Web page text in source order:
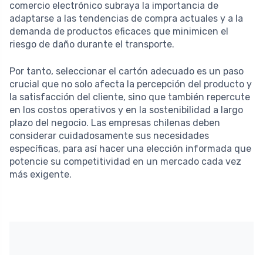
comercio electrónico subraya la importancia de
adaptarse a las tendencias de compra actuales y a la
demanda de productos eficaces que minimicen el
riesgo de daño durante el transporte.
Por tanto, seleccionar el cartón adecuado es un paso
crucial que no solo afecta la percepción del producto y
la satisfacción del cliente, sino que también repercute
en los costos operativos y en la sostenibilidad a largo
plazo del negocio. Las empresas chilenas deben
considerar cuidadosamente sus necesidades
específicas, para así hacer una elección informada que
potencie su competitividad en un mercado cada vez
más exigente.